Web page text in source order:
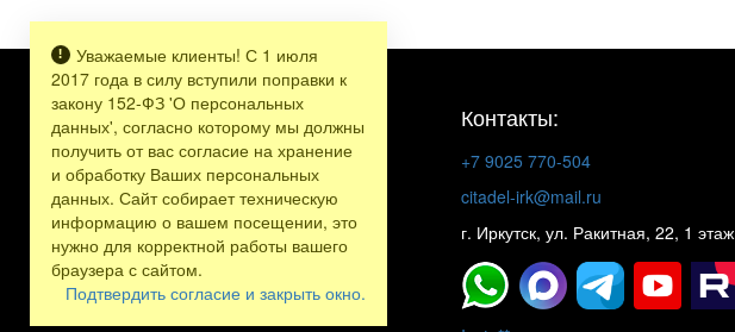
Контакты:
+7 9025 770-504
citadel-irk@mail.ru
г. Иркутск, ул. Ракитная, 22, 1 этаж
Уважаемые клиенты! С 1 июля
2017 года в силу вступили поправки к
закону 152-ФЗ 'О персональных
данных', согласно которому мы должны
получить от вас согласие на хранение
и обработку Ваших персональных
данных. Сайт собирает техническую
информацию о вашем посещении, это
нужно для корректной работы вашего
браузера с сайтом.
Подтвердить согласие и закрыть окно.